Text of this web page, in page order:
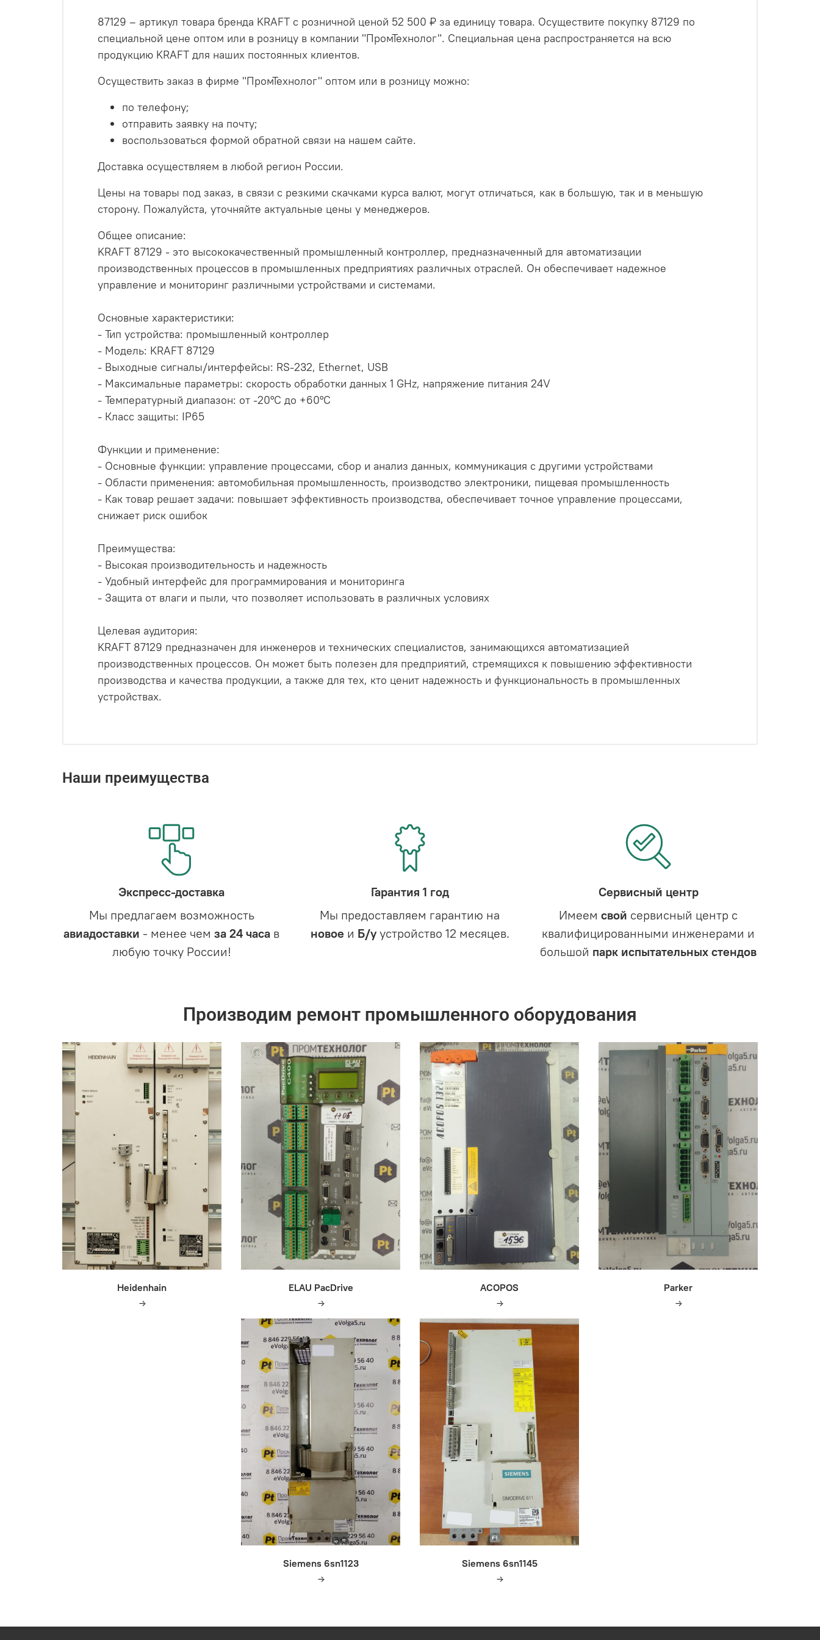
87129 – артикул товара бренда KRAFT с розничной ценой 52 500 ₽ за единицу товара. Осуществите покупку 87129 по
специальной цене оптом или в розницу в компании "ПромТехнолог". Специальная цена распространяется на всю
продукцию KRAFT для наших постоянных клиентов.
Осуществить заказ в фирме "ПромТехнолог" оптом или в розницу можно:
по телефону;
отправить заявку на почту;
воспользоваться формой обратной связи на нашем сайте.
Доставка осуществляем в любой регион России.
Цены на товары под заказ, в связи с резкими скачками курса валют, могут отличаться, как в большую, так и в меньшую
сторону. Пожалуйста, уточняйте актуальные цены у менеджеров.
Общее описание:
KRAFT 87129 - это высококачественный промышленный контроллер, предназначенный для автоматизации
производственных процессов в промышленных предприятиях различных отраслей. Он обеспечивает надежное
управление и мониторинг различными устройствами и системами.
Основные характеристики:
- Тип устройства: промышленный контроллер
- Модель: KRAFT 87129
- Выходные сигналы/интерфейсы: RS-232, Ethernet, USB
- Максимальные параметры: скорость обработки данных 1 GHz, напряжение питания 24V
- Температурный диапазон: от -20°C до +60°C
- Класс защиты: IP65
Функции и применение:
- Основные функции: управление процессами, сбор и анализ данных, коммуникация с другими устройствами
- Области применения: автомобильная промышленность, производство электроники, пищевая промышленность
- Как товар решает задачи: повышает эффективность производства, обеспечивает точное управление процессами,
снижает риск ошибок
Преимущества:
- Высокая производительность и надежность
- Удобный интерфейс для программирования и мониторинга
- Защита от влаги и пыли, что позволяет использовать в различных условиях
Целевая аудитория:
KRAFT 87129 предназначен для инженеров и технических специалистов, занимающихся автоматизацией
производственных процессов. Он может быть полезен для предприятий, стремящихся к повышению эффективности
производства и качества продукции, а также для тех, кто ценит надежность и функциональность в промышленных
устройствах.
Наши преимущества
Экспресс-доставка
Мы предлагаем возможность
авиадоставки - менее чемза 24 часа в
любую точку России!
Гарантия 1 год
Мы предоставляем гарантию на
новое и Б/уустройство 12 месяцев.
Сервисный центр
Имеемсвой сервисный центр с
квалифицированными инженерами и
большой парк испытательных стендов
Производим ремонт промышленного оборудования
Heidenhain ELAU PacDrive ACOPOS Parker
Siemens 6sn1123 Siemens 6sn1145